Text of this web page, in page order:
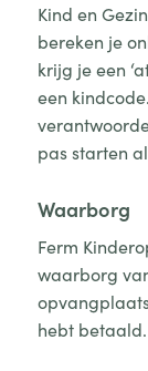
Kind en
bereken je
krijg je een
een
pas starten
Waarborg
Ferm
waarborg
hebt betaald.